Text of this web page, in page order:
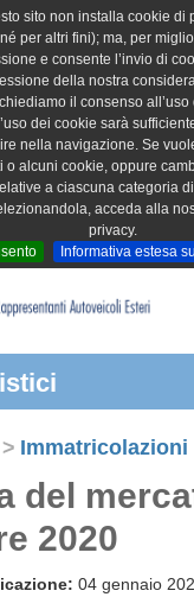
sito non installa cookie di
per altri fini); ma, per
e consente l’invio di
della nostra
il consenso
dei cookie sarà
nella navigazione. Se
o alcuni cookie, oppure
a ciascuna categoria
acceda alla
privacy.
Informativa estesa
> Immatricolazioni
del
2020
04 gennaio